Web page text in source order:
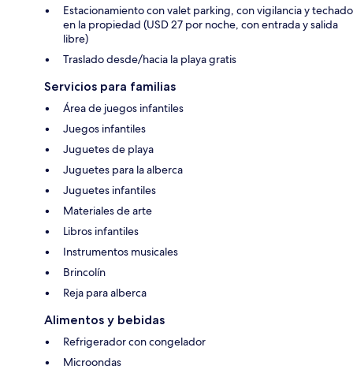
Estacionamiento con valet parking, con vigilancia y techado
en la propiedad (USD 27 por noche, con entrada y salida
libre)
Traslado desde/hacia la playa gratis
Servicios para familias
Área de juegos infantiles
Juegos infantiles
Juguetes de playa
Juguetes para la alberca
Juguetes infantiles
Materiales de arte
Libros infantiles
Instrumentos musicales
Brincolín
Reja para alberca
Alimentos y bebidas
Refrigerador con congelador
Microondas